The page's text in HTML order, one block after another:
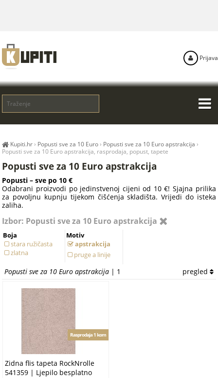
Kupiti.hr› Popusti sve za 10 Euro › Popusti sve za 10 Euro apstrakcija ›
Popusti sve za 10 Euro apstrakcija, rasprodaja, popust, tapete
Popusti sve za 10 Euro apstrakcija
Popusti – sve po 10 €
Odabrani proizvodi po jedinstvenoj cijeni od 10 €! Sjajna prilika
za povoljnu kupnju tijekom čišćenja skladišta. Vrijedi do isteka
zaliha.
Izbor: Popusti sve za 10 Euro apstrakcija
Boja
stara ružičasta
zlatna
Motiv
apstrakcija
pruge a linije
Popusti sve za 10 Euro apstrakcija | 1 pregled
Zidna flis tapeta RockNrolle
541359 | Ljepilo besplatno
Rasprodaja 1 kom
Prijava